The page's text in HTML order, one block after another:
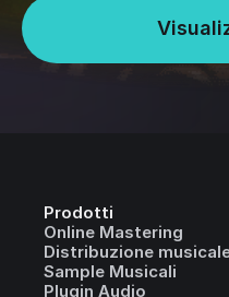
Prodotti
Online Mastering
Distribuzione
Sample Musicali
Plugin Audio